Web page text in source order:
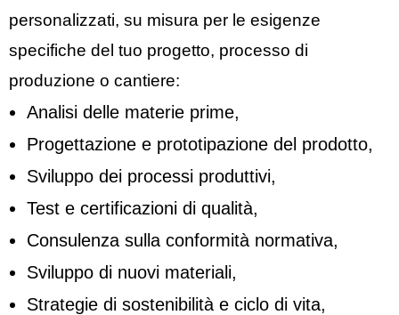
personalizzati, su misura per le esigenze
specifiche del tuo progetto, processo di
produzione o cantiere:
Analisi delle materie prime,
Progettazione e prototipazione del prodotto,
Sviluppo dei processi produttivi,
Test e certificazioni di qualità,
Consulenza sulla conformità normativa,
Sviluppo di nuovi materiali,
Strategie di sostenibilità e ciclo di vita,